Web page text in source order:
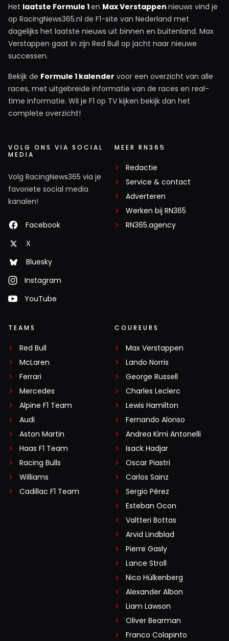
Het laatste Formule 1en Max Verstappen nieuws vind je
op RacingNews365.nl de F1-site van Nederland met
dagelijks het laatste nieuws uit binnen en buitenland. Max
Verstappen gaat in zijn Red Bull op jacht naar nieuwe
successen.
Bekijk de Formule 1 kalender voor een overzicht van alle
races, met uitgebreide informatie van de races en real-
time informatie. Wil je F1 op TV kijken bekijk dan het
complete overzicht!
VOLG ONS VIA SOCIAL
MEDIA
Volg RacingNews365 via je
favoriete social media
kanalen!
Facebook
X
Bluesky
Instagram
YouTube
MEER RN365
Redactie
Service & contact
Adverteren
Werken bij RN365
RN365.agency
TEAMS
Red Bull
McLaren
Ferrari
Mercedes
Alpine F1 Team
Audi
Aston Martin
Haas F1 Team
Racing Bulls
Williams
Cadillac F1 Team
COUREURS
Max Verstappen
Lando Norris
George Russell
Charles Leclerc
Lewis Hamilton
Fernando Alonso
Andrea Kimi Antonelli
Isack Hadjar
Oscar Piastri
Carlos Sainz
Sergio Pérez
Esteban Ocon
Valtteri Bottas
Arvid Lindblad
Pierre Gasly
Lance Stroll
Nico Hülkenberg
Alexander Albon
Liam Lawson
Oliver Bearman
Franco Colapinto